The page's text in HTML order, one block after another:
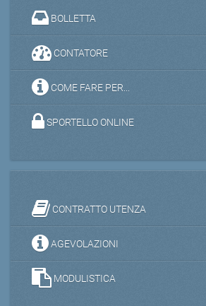
BOLLETTA
CONTATORE
COME FARE PER...
SPORTELLO ONLINE
CONTRATTO UTENZA
AGEVOLAZIONI
MODULISTICA